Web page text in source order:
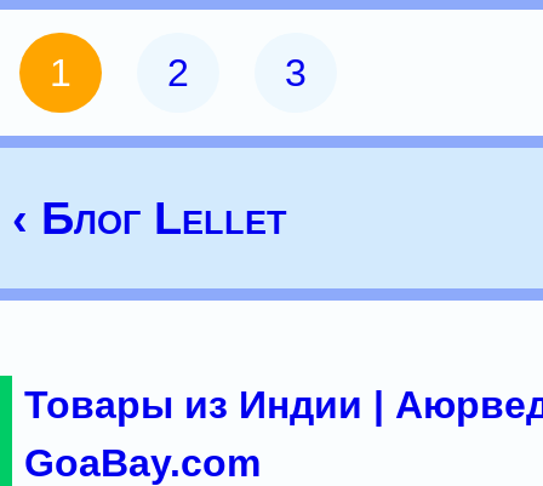
1 2 3
‹ Блог Lellet
Товары из Индии |
GoaBay.com